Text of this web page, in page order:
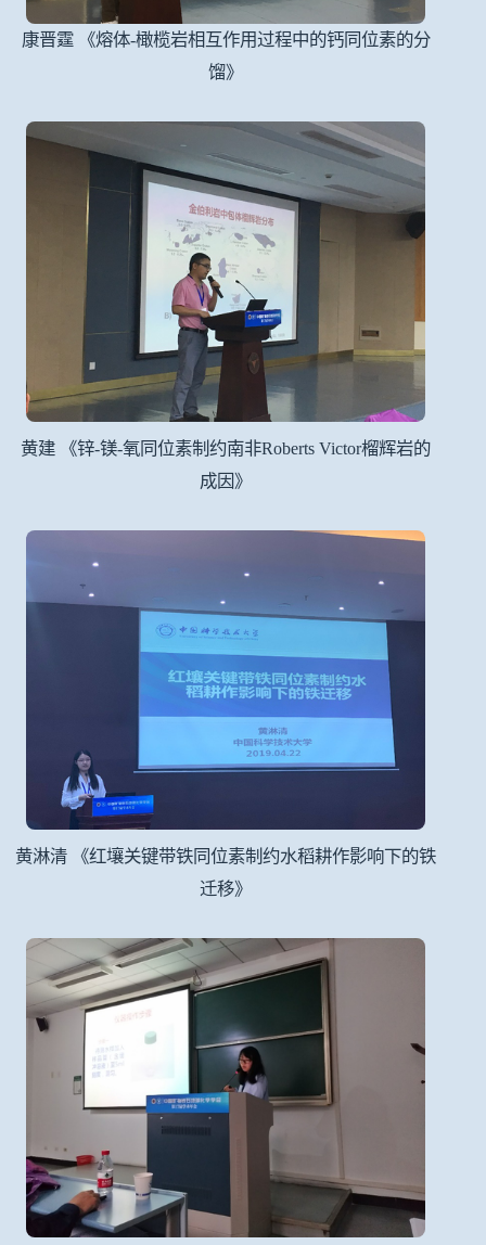
康晋霆 《熔体-橄榄岩相互作用过程中的钙同位素的分
馏》
黄建 《锌-镁-氧同位素制约南非Roberts Victor榴辉岩的
成因》
黄淋清 《红壤关键带铁同位素制约水稻耕作影响下的铁
迁移》